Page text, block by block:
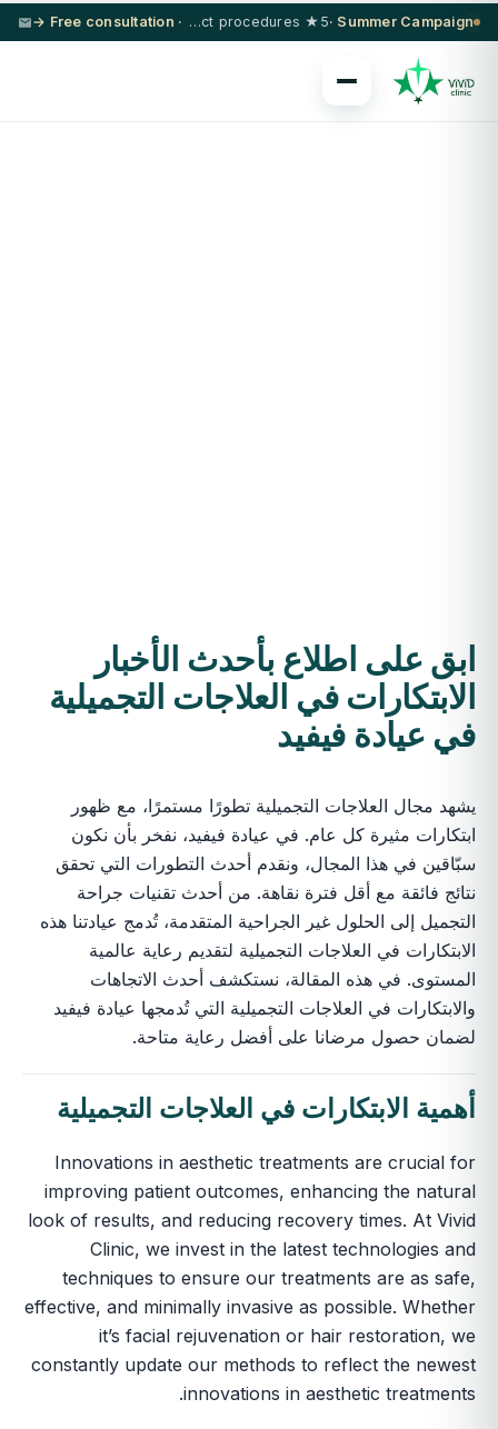
Summer Campaign ·
5★ hotel + VIP transfer on select procedures
· Free consultation →
ابق على اطلاع بأحدث الأخبار
الابتكارات في العلاجات التجميلية
في عيادة فيفيد
يشهد مجال العلاجات التجميلية تطورًا مستمرًا، مع ظهور
ابتكارات مثيرة كل عام. في عيادة فيفيد، نفخر بأن نكون
سبّاقين في هذا المجال، ونقدم أحدث التطورات التي تحقق
نتائج فائقة مع أقل فترة نقاهة. من أحدث تقنيات جراحة
التجميل إلى الحلول غير الجراحية المتقدمة، تُدمج عيادتنا هذه
الابتكارات في العلاجات التجميلية لتقديم رعاية عالمية
المستوى. في هذه المقالة، نستكشف أحدث الاتجاهات
والابتكارات في العلاجات التجميلية التي تُدمجها عيادة فيفيد
لضمان حصول مرضانا على أفضل رعاية متاحة.
أهمية الابتكارات في العلاجات التجميلية
Innovations in aesthetic treatments are crucial for
improving patient outcomes, enhancing the natural
look of results, and reducing recovery times. At Vivid
Clinic, we invest in the latest technologies and
techniques to ensure our treatments are as safe,
effective, and minimally invasive as possible. Whether
it’s facial rejuvenation or hair restoration, we
constantly update our methods to reflect the newest
innovations in aesthetic treatments.